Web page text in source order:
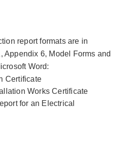
report formats are in
Appendix 6, Model Forms and
Word:
Certificate
Works Certificate
for an Electrical